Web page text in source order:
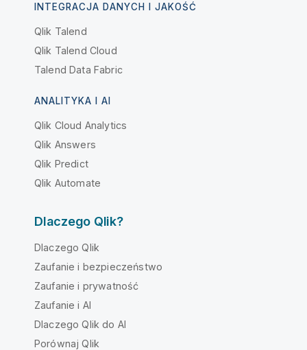
INTEGRACJA DANYCH I JAKOŚĆ
Qlik Talend
Qlik Talend Cloud
Talend Data Fabric
ANALITYKA I AI
Qlik Cloud Analytics
Qlik Answers
Qlik Predict
Qlik Automate
Dlaczego Qlik?
Dlaczego Qlik
Zaufanie i bezpieczeństwo
Zaufanie i prywatność
Zaufanie i AI
Dlaczego Qlik do AI
Porównaj Qlik